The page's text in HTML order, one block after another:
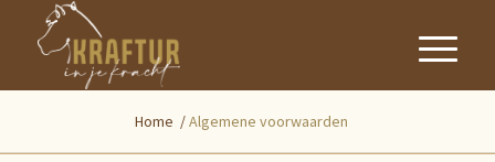
Home /Algemene voorwaarden